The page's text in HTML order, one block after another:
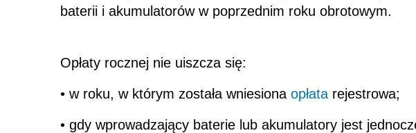
baterii i akumulatorów w poprzednim roku obrotowym.
Opłaty rocznej nie uiszcza się:
• w roku, w którym została wniesiona opłata rejestrowa;
• gdy wprowadzający baterie lub akumulatory jest